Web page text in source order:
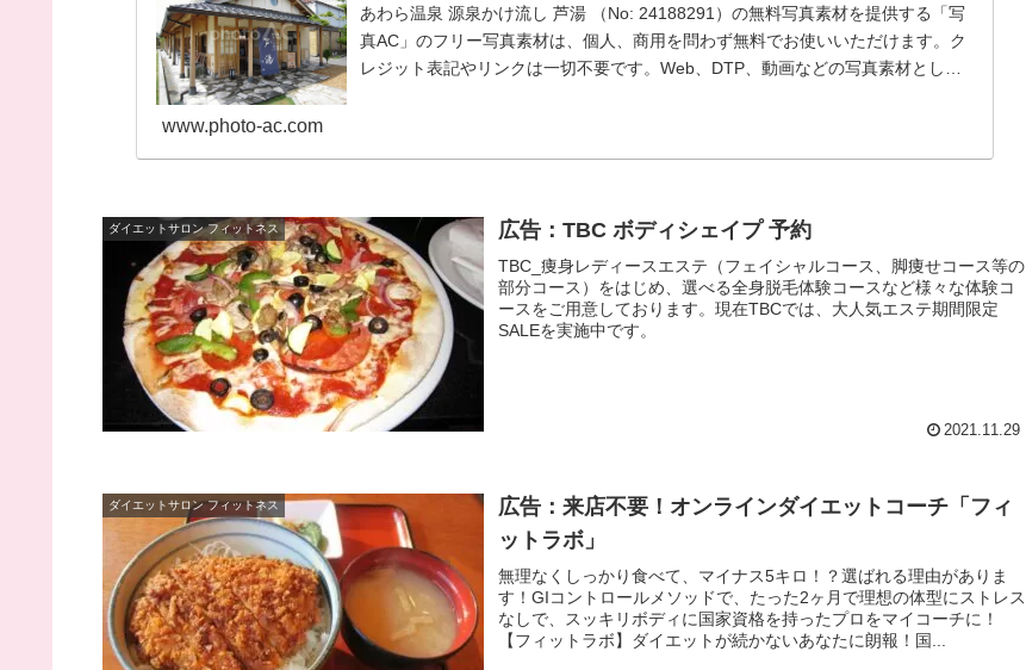
あわら温泉 源泉かけ流し 芦湯 （No: 24188291）の無料写真素材を提供する「写
真AC」のフリー写真素材は、個人、商用を問わず無料でお使いいただけます。ク
レジット表記やリンクは一切不要です。Web、DTP、動画などの写真素材として
www.photo-ac.com
ダイエットサロン フィットネス 広告：TBC ボディシェイプ 予約
TBC_痩身レディースエステ（フェイシャルコース、脚痩せコース等の
部分コース）をはじめ、選べる全身脱毛体験コースなど様々な体験コ
ースをご用意しております。現在TBCでは、大人気エステ期間限定
SALEを実施中です。
2021.11.29
ダイエットサロン フィットネス
広告：来店不要！オンラインダイエットコーチ「フィ
ットラボ」
無理なくしっかり食べて、マイナス5キロ！？選ばれる理由がありま
す！GIコントロールメソッドで、たった2ヶ月で理想の体型にストレス
なしで、スッキリボディに国家資格を持ったプロをマイコーチに！
【フィットラボ】ダイエットが続かないあなたに朗報！国...